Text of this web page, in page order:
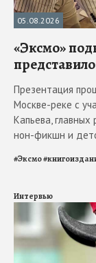
05.08.2026
«Эксмо»
Презентация
Москве-реке с
Капьева,
нон-фикшн и
#Эксмо#
Интервью